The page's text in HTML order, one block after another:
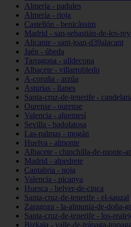
Almería - padules
Almería - rioja
Castellón - benicàssim
Madrid - san-sebastián-de-los-
Alicante - sant-joan-d39alacant
Jaén - úbeda
Tarragona - ulldecona
Albacete - villarrobledo
A-coruña - arzúa
Asturias - llanes
Santa-cruz-de-tenerife -
Ourense - ourense
Valencia - algemesí
Sevilla - badolatosa
Las-palmas - mogán
Huelva - almonte
Albacete - chinchilla-de-monte-
Madrid - alpedrete
Cantabria - noja
Valencia - picanya
Huesca - belver-de-cinca
Santa-cruz-de-tenerife - el-sauzal
Zaragoza - la-almunia-de-doña-
Santa-cruz-de-tenerife - los-
Bizkaia - valle-de-trápaga-